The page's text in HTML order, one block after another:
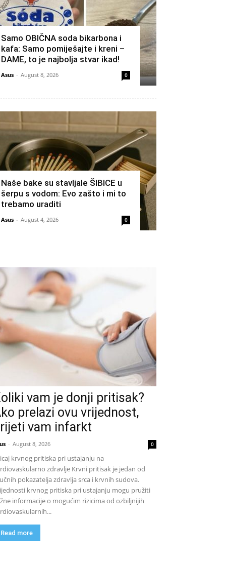
Samo OBIČNA soda bikarbona i
kafa: Samo pomiješajte i kreni –
DAME, to je najbolja stvar ikad!
Asus - August 8, 2026 0
Naše bake su stavljale ŠIBICE u
šerpu s vodom: Evo zašto i mi to
trebamo uraditi
Asus - August 4, 2026 0
vam je donji pritisak?
prelazi ovu vrijednost,
vam infarkt
- August 8, 2026 0
krvnog pritiska pri ustajanju na
zdravlje Krvni pritisak je jedan od
pokazatelja zdravlja srca i krvnih sudova.
krvnog pritiska pri ustajanju mogu pružiti
informacije o mogućim rizicima od ozbiljnijih
Read more